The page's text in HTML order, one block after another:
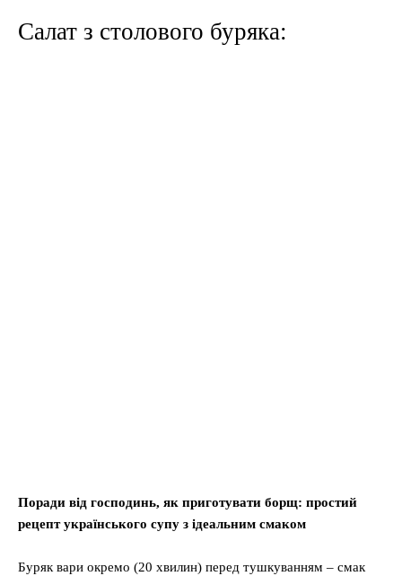
Салат з столового буряка:
Поради від господинь, як приготувати борщ: простий
рецепт українського супу з ідеальним смаком
Буряк вари окремо (20 хвилин) перед тушкуванням – смак